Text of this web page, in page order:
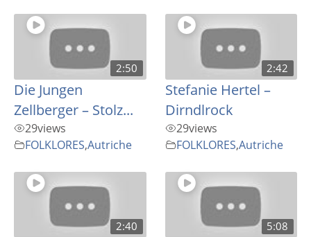
2:50
Die Jungen
Zellberger – Stolz...
29views
FOLKLORES,Autriche
2:42
Stefanie Hertel –
Dirndlrock
29views
FOLKLORES,Autriche
2:40 5:08